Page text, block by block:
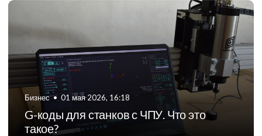
Бизнес • 01 мая 2026, 16:18
G-коды для станков с ЧПУ. Что это
такое?